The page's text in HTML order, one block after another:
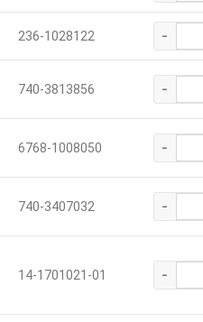
236-1028122 -
740-3813856 -
6768-1008050 -
740-3407032 -
14-1701021-01 -